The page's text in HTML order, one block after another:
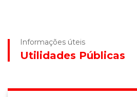
Informações úteis
Utilidades Públicas